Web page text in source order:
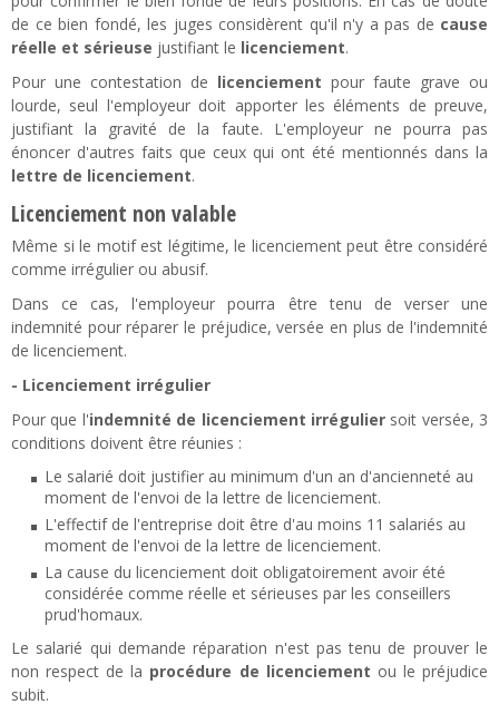
de ce bien fondé, les juges considèrent qu'il n'y a pas de cause
réelle et sérieuse justifiant le licenciement.
Pour une contestation de licenciement pour faute grave ou
lourde, seul l'employeur doit apporter les éléments de preuve,
justifiant la gravité de la faute. L'employeur ne pourra pas
énoncer d'autres faits que ceux qui ont été mentionnés dans la
lettre de licenciement.
Licenciement non valable
Même si le motif est légitime, le licenciement peut être considéré
comme irrégulier ou abusif.
Dans ce cas, l'employeur pourra être tenu de verser une
indemnité pour réparer le préjudice, versée en plus de l'indemnité
de licenciement.
- Licenciement irrégulier
Pour que l'indemnité de licenciement irréguliersoit versée, 3
conditions doivent être réunies :
Le salarié doit justifier au minimum d'un an d'ancienneté au
moment de l'envoi de la lettre de licenciement.
L'effectif de l'entreprise doit être d'au moins 11 salariés au
moment de l'envoi de la lettre de licenciement.
La cause du licenciement doit obligatoirement avoir été
considérée comme réelle et sérieuses par les conseillers
prud'homaux.
Le salarié qui demande réparation n'est pas tenu de prouver le
non respect de la procédure de licenciement ou le préjudice
subit.